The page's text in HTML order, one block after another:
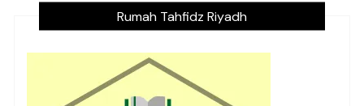
Rumah Tahfidz Riyadh